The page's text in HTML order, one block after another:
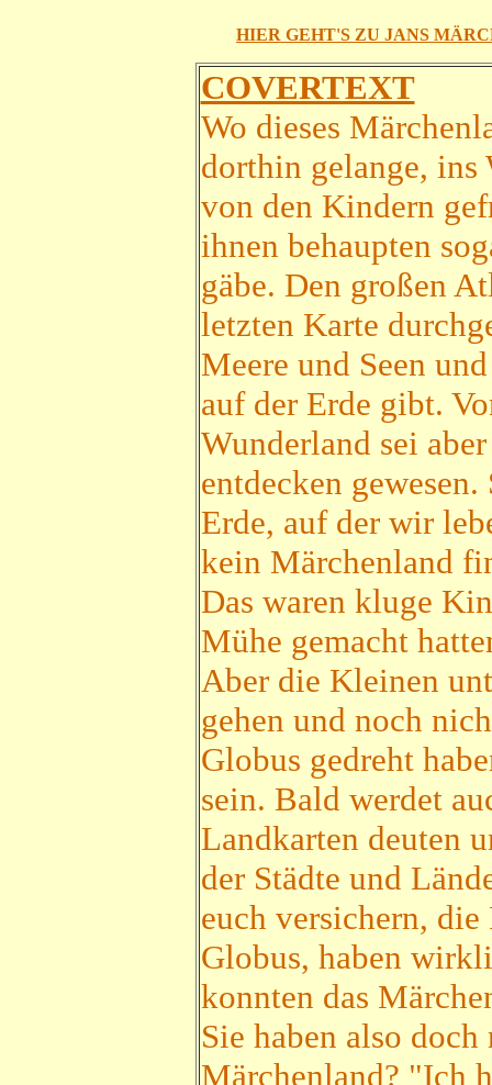
HIER GEHT'S ZU JANS
COVERTEXT
Wo dieses
dorthin gelange, ins
von den Kindern
ihnen behaupten
gäbe. Den großen
letzten Karte
Meere und Seen
auf der Erde gibt.
Wunderland sei
entdecken
Erde, auf der wir
kein Märchenland
Das waren kluge
Mühe gemacht
Aber die Kleinen
gehen und noch
Globus gedreht
sein. Bald werdet
Landkarten deuten
der Städte und
euch versichern,
Globus, haben
konnten das
Sie haben also
Märchenland? "Ich